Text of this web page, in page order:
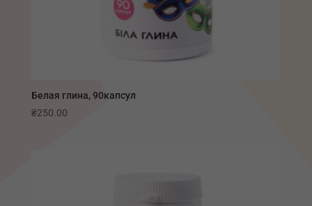
Белая глина, 90капсул
₴250.00